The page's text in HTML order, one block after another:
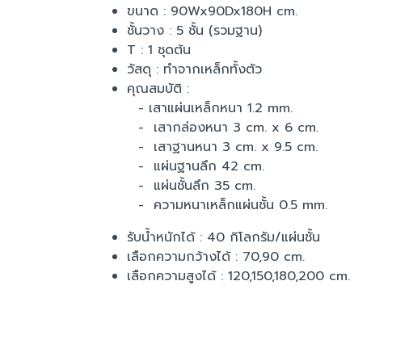
ขนาด : 90Wx90Dx180H cm.
ชั้นวาง : 5 ชั้น (รวมฐาน)
T : 1 ชุดต้น
วัสดุ : ทำจากเหล็กทั้งตัว
คุณสมบัติ :
- เสาแผ่นเหล็กหนา 1.2 mm.
- เสากล่องหนา 3 cm. x 6 cm.
- เสาฐานหนา 3 cm. x 9.5 cm.
- แผ่นฐานลึก 42 cm.
- แผ่นชั้นลึก 35 cm.
- ความหนาเหล็กแผ่นชั้น 0.5 mm.
รับน้ำหนักได้ : 40 กิโลกรัม/แผ่นชั้น
เลือกความกว้างได้ : 70,90 cm.
เลือกความสูงได้ : 120,150,180,200 cm.